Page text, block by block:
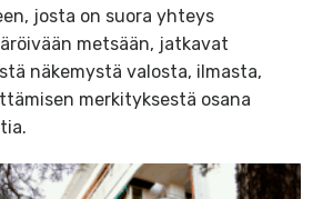
josta on suora yhteys
metsään, jatkavat
näkemystä valosta, ilmasta,
merkityksestä osana